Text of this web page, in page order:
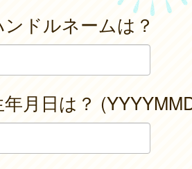
ンドルネームは？
月日は？